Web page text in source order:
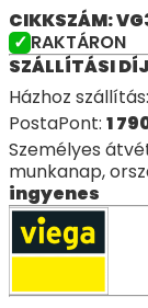
CIKKSZÁM:
RAKTÁRON
SZÁLLÍTÁSI
Házhoz szállítás:
PostaPont: 1
Személyes
munkanap,
ingyenes